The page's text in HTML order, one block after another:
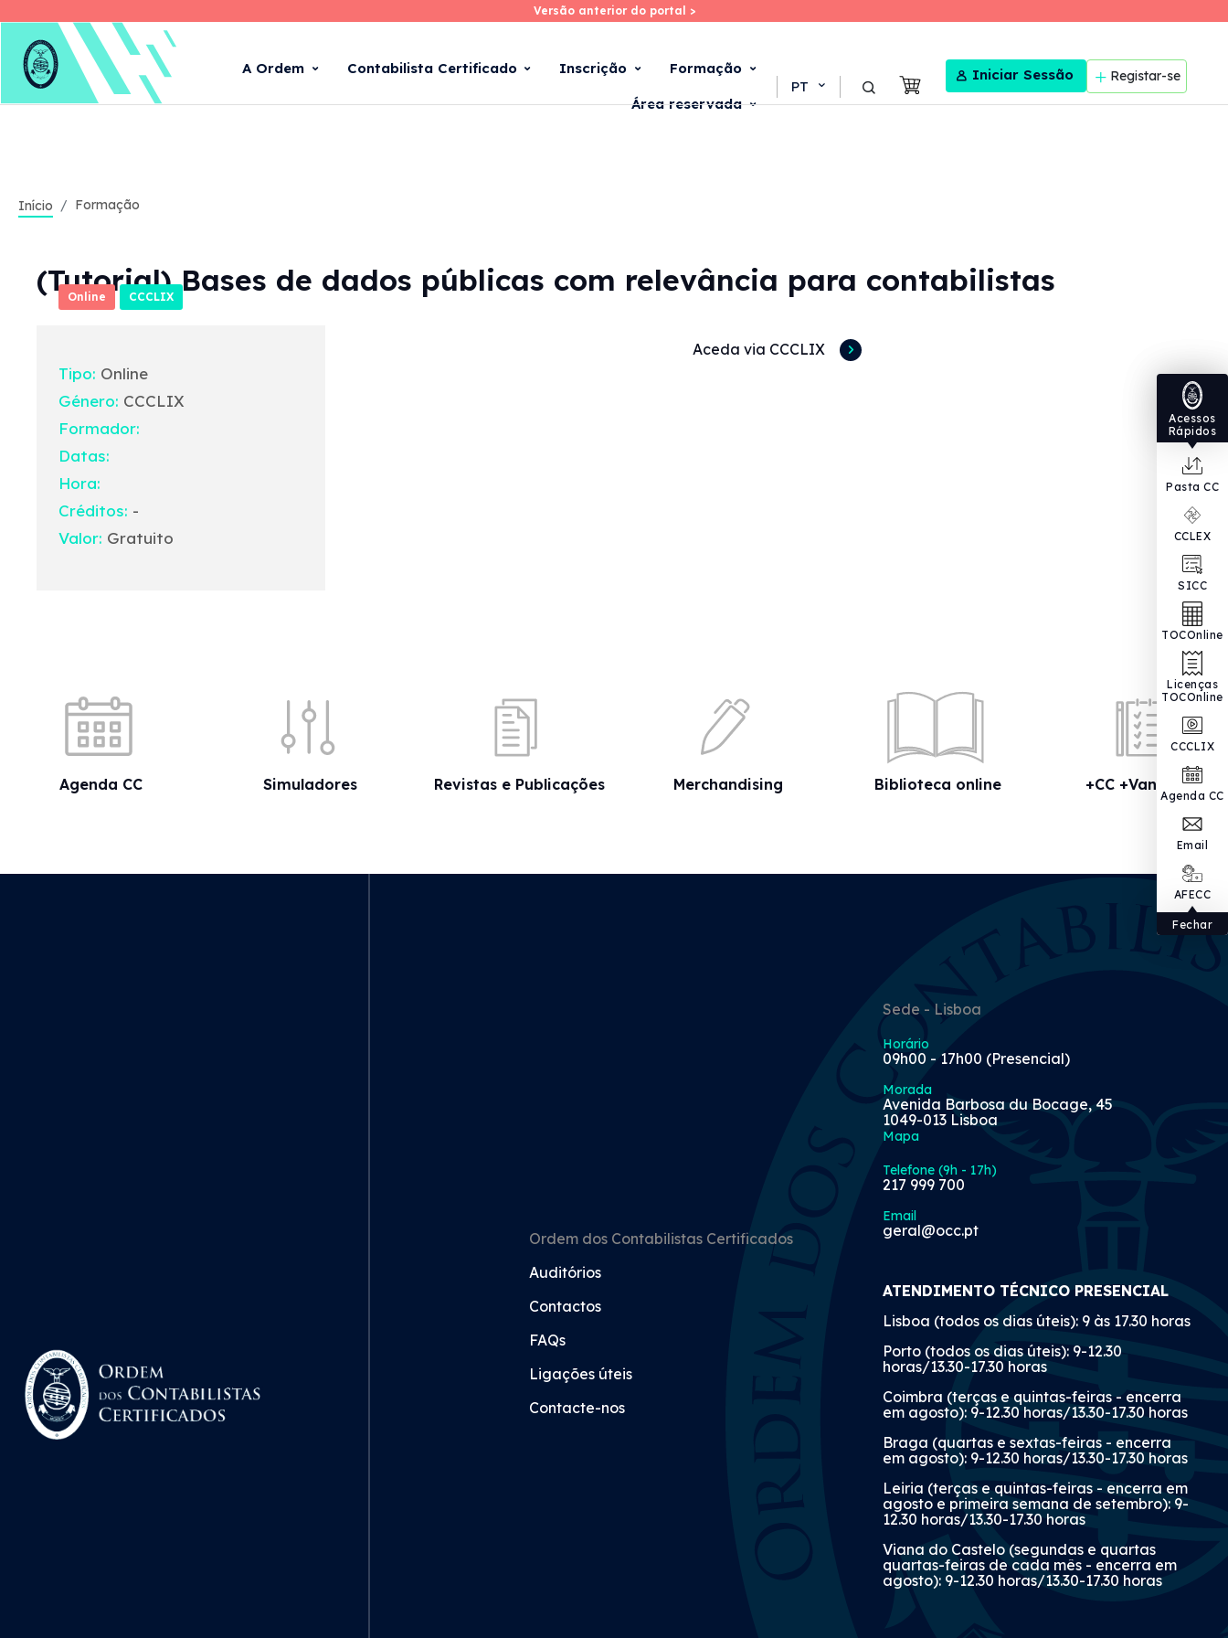
Skip
main
Versão anterior do portal >
Versão anterior do portal >
A Ordem Contabilista Certificado Inscrição Formação
Área reservada
PT User menu Registar-se
Iniciar Sessão
Acessos
Rápidos
Pasta CC
CCLEX
SICC
TOCOnline
Licenças
TOCOnline
CCCLIX
Agenda CC
Email
AFECC
Fechar
Início Formação
Online CCCLIX
(Tutorial) Bases de dados públicas com relevância para contabilistas
Tipo: Online
Género: CCCLIX
Formador:
Datas:
Hora:
Créditos: -
Valor: Gratuito
Aceda via CCCLIX
Agenda CC Simuladores Revistas e Publicações Merchandising Biblioteca online +CC +Vantagens
Ordem dos Contabilistas Certificados
Auditórios
Contactos
FAQs
Ligações úteis
Contacte-nos
Sede - Lisboa
Horário
09h00 - 17h00 (Presencial)
Morada
Avenida Barbosa du Bocage, 45
1049-013 Lisboa
Mapa
Telefone (9h - 17h)
217 999 700
Email
geral@occ.pt
ATENDIMENTO TÉCNICO PRESENCIAL
Lisboa (todos os dias úteis): 9 às 17.30 horas
Porto (todos os dias úteis): 9-12.30
horas/13.30-17.30 horas
Coimbra (terças e quintas-feiras - encerra
em agosto): 9-12.30 horas/13.30-17.30 horas
Braga (quartas e sextas-feiras - encerra
em agosto): 9-12.30 horas/13.30-17.30 horas
Leiria (terças e quintas-feiras - encerra em
agosto e primeira semana de setembro): 9-
12.30 horas/13.30-17.30 horas
Viana do Castelo (segundas e quartas
quartas-feiras de cada mês - encerra em
agosto): 9-12.30 horas/13.30-17.30 horas